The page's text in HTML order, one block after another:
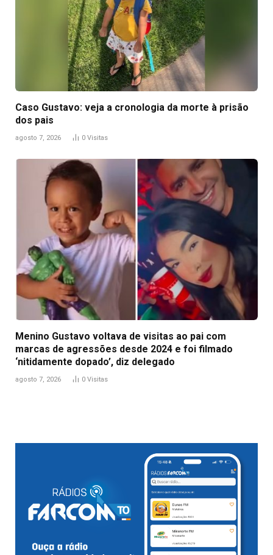
Caso Gustavo: veja a cronologia da morte à prisão
dos pais
agosto 7, 2026 0 Visitas
Menino Gustavo voltava de visitas ao pai com
marcas de agressões desde 2024 e foi filmado
‘nitidamente dopado’, diz delegado
agosto 7, 2026 0 Visitas